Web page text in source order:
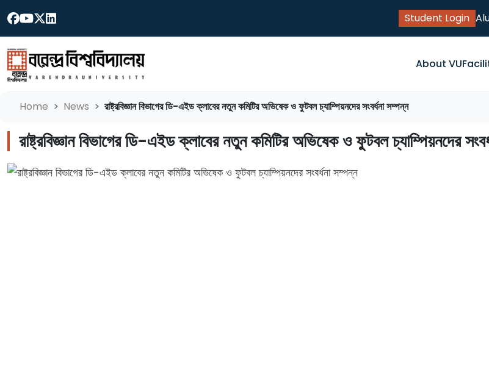
Student Login
About VU
Home News রাষ্ট্রবিজ্ঞান বিভাগের ডি-এইড ক্লাবের নতুন কমিটির অভিষেক ও ফুটবল চ্যাম্পিয়নদের সংবর্ধনা সম্পন্ন
রাষ্ট্রবিজ্ঞান বিভাগের ডি-এইড ক্লাবের নতুন কমিটির অভিষেক ও ফুটবল চ্যাম্পিয়নদের